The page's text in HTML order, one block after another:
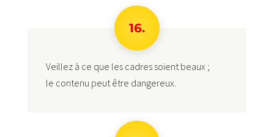
16.
Veillez à ce que les cadres soient beaux ;
le contenu peut être dangereux.